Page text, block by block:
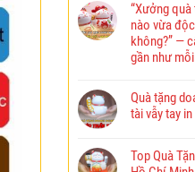
“Xưởng
nào vừa
không?” —
gần như
Quà tặng
tài vẫy tay
Top Quà